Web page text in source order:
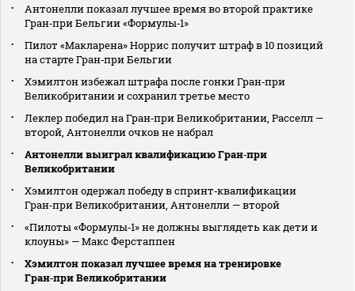
Антонелли показал лучшее время во второй практике
Гран‑при Бельгии «Формулы‑1»
Пилот «Макларена» Норрис получит штраф в 10 позиций
на старте Гран‑при Бельгии
Хэмилтон избежал штрафа после гонки Гран‑при
Великобритании и сохранил третье место
Леклер победил на Гран‑при Великобритании, Расселл —
второй, Антонелли очков не набрал
Антонелли выиграл квалификацию Гран‑при
Великобритании
Хэмилтон одержал победу в спринт‑квалификации
Гран‑при Великобритании, Антонелли — второй
«Пилоты «Формулы‑1» не должны выглядеть как дети и
клоуны» — Макс Ферстаппен
Хэмилтон показал лучшее время на тренировке
Гран‑при Великобритании